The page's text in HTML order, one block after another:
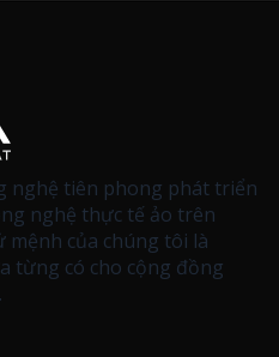
nghệ tiên phong phát triển
nghệ thực tế ảo trên
mệnh của chúng tôi là
từng có cho cộng đồng